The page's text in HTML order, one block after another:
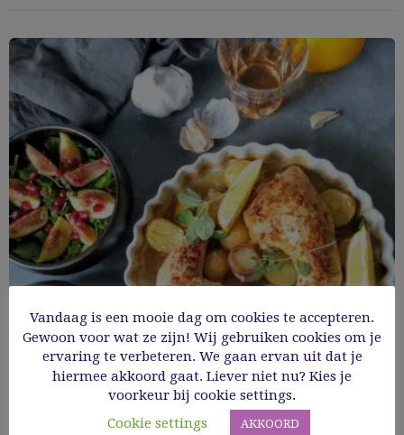
Kip met parmezaankorstje en krieltjes uit
de oven
Vandaag is een mooie dag om cookies te accepteren.
Gewoon voor wat ze zijn! Wij gebruiken cookies om je
ervaring te verbeteren. We gaan ervan uit dat je
hiermee akkoord gaat. Liever niet nu? Kies je
voorkeur bij cookie settings.
Cookie settings
AKKOORD